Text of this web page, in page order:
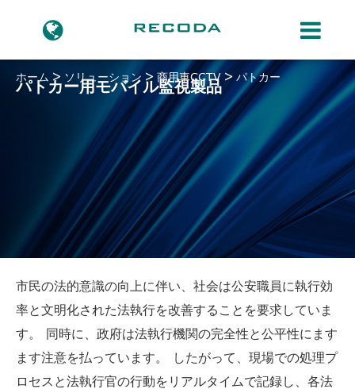
ホーム ソリューション 商用車CCTV パトカー
パトカー用モバイル監視製品
市民の法的意識の向上に伴い、社会は公安職員に執行効
率と文明化された法執行を改善することを要求していま
す。 同時に、政府は法執行機関の完全性と公平性にます
ます注意を払っています。 したがって、現場での処理プ
ロセスと法執行官の行動をリアルタイムで記録し、各法